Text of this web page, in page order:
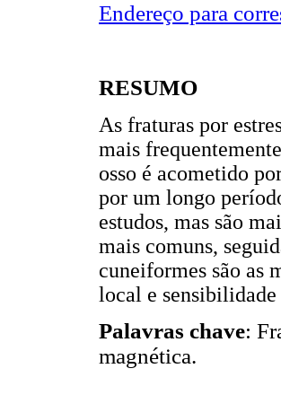
Endereço para
RESUMO
As fraturas por
mais
osso é acometido
por um longo
estudos, mas são
mais comuns,
cuneiformes são as
local e
Palavras chave:
magnética.